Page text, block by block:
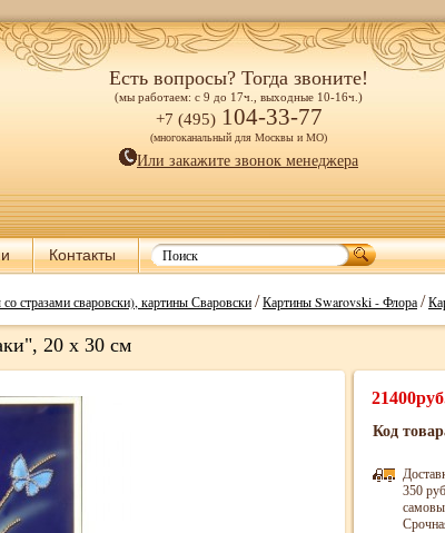
Есть вопросы? Тогда звоните!
(мы работаем: с 9 до 17ч., выходные 10-16ч.)
+7 (495) 104-33-77
(многоканальный для Москвы и МО)
Или закажите звонок менеджера
Контакты
стразами сваровски), картины Сваровски/Картины Swarovski - Флора/
20 х 30 см
Код
350